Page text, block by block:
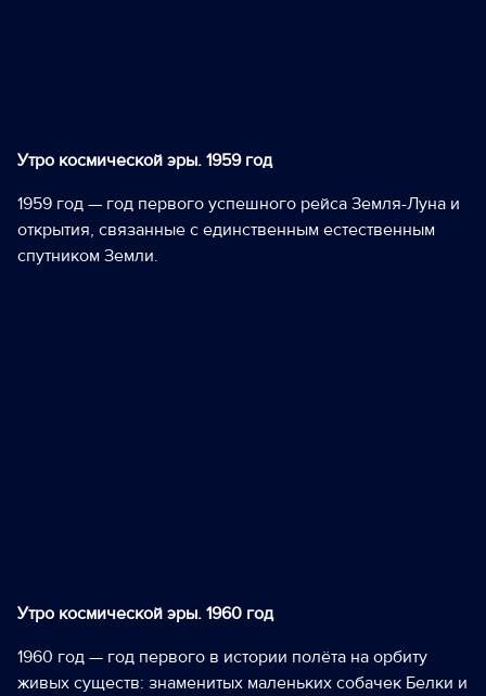
Утро космической эры. 1959 год
1959 год — год первого успешного рейса Земля-Луна и
открытия, связанные с единственным естественным
спутником Земли.
Утро космической эры. 1960 год
1960 год — год первого в истории полёта на орбиту
живых существ: знаменитых маленьких собачек Белки и